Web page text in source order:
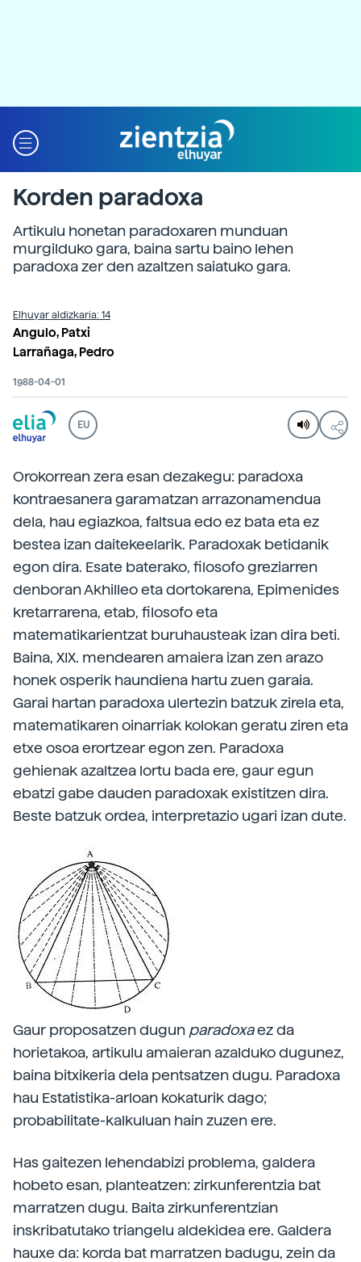
Korden paradoxa
Artikulu honetan paradoxaren munduan
murgilduko gara, baina sartu baino lehen
paradoxa zer den azaltzen saiatuko gara.
Elhuyar aldizkaria: 14
Angulo, Patxi
Larrañaga, Pedro
1988-04-01
EU
Orokorrean zera esan dezakegu: paradoxa
kontraesanera garamatzan arrazonamendua
dela, hau egiazkoa, faltsua edo ez bata eta ez
bestea izan daitekeelarik. Paradoxak betidanik
egon dira. Esate baterako, filosofo greziarren
denboran Akhilleo eta dortokarena, Epimenides
kretarrarena, etab, filosofo eta
matematikarientzat buruhausteak izan dira beti.
Baina, XIX. mendearen amaiera izan zen arazo
honek osperik haundiena hartu zuen garaia.
Garai hartan paradoxa ulertezin batzuk zirela eta,
matematikaren oinarriak kolokan geratu ziren eta
etxe osoa erortzear egon zen. Paradoxa
gehienak azaltzea lortu bada ere, gaur egun
ebatzi gabe dauden paradoxak existitzen dira.
Beste batzuk ordea, interpretazio ugari izan dute.
Gaur proposatzen dugun paradoxaez da
horietakoa, artikulu amaieran azalduko dugunez,
baina bitxikeria dela pentsatzen dugu. Paradoxa
hau Estatistika-arloan kokaturik dago;
probabilitate-kalkuluan hain zuzen ere.
Has gaitezen lehendabizi problema, galdera
hobeto esan, planteatzen: zirkunferentzia bat
marratzen dugu. Baita zirkunferentzian
inskribatutako triangelu aldekidea ere. Galdera
hauxe da: korda bat marratzen badugu, zein da